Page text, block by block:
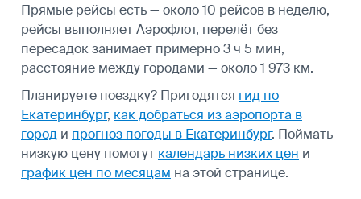
Прямые рейсы есть — около 10 рейсов в неделю,
рейсы выполняет Аэрофлот, перелёт без
пересадок занимает примерно 3 ч 5 мин,
расстояние между городами — около 1 973 км.
Планируете поездку? Пригодятся гид по
Екатеринбург, как добраться из аэропорта в
город и прогноз погоды в Екатеринбург. Поймать
низкую цену помогут календарь низких цен и
график цен по месяцам на этой странице.